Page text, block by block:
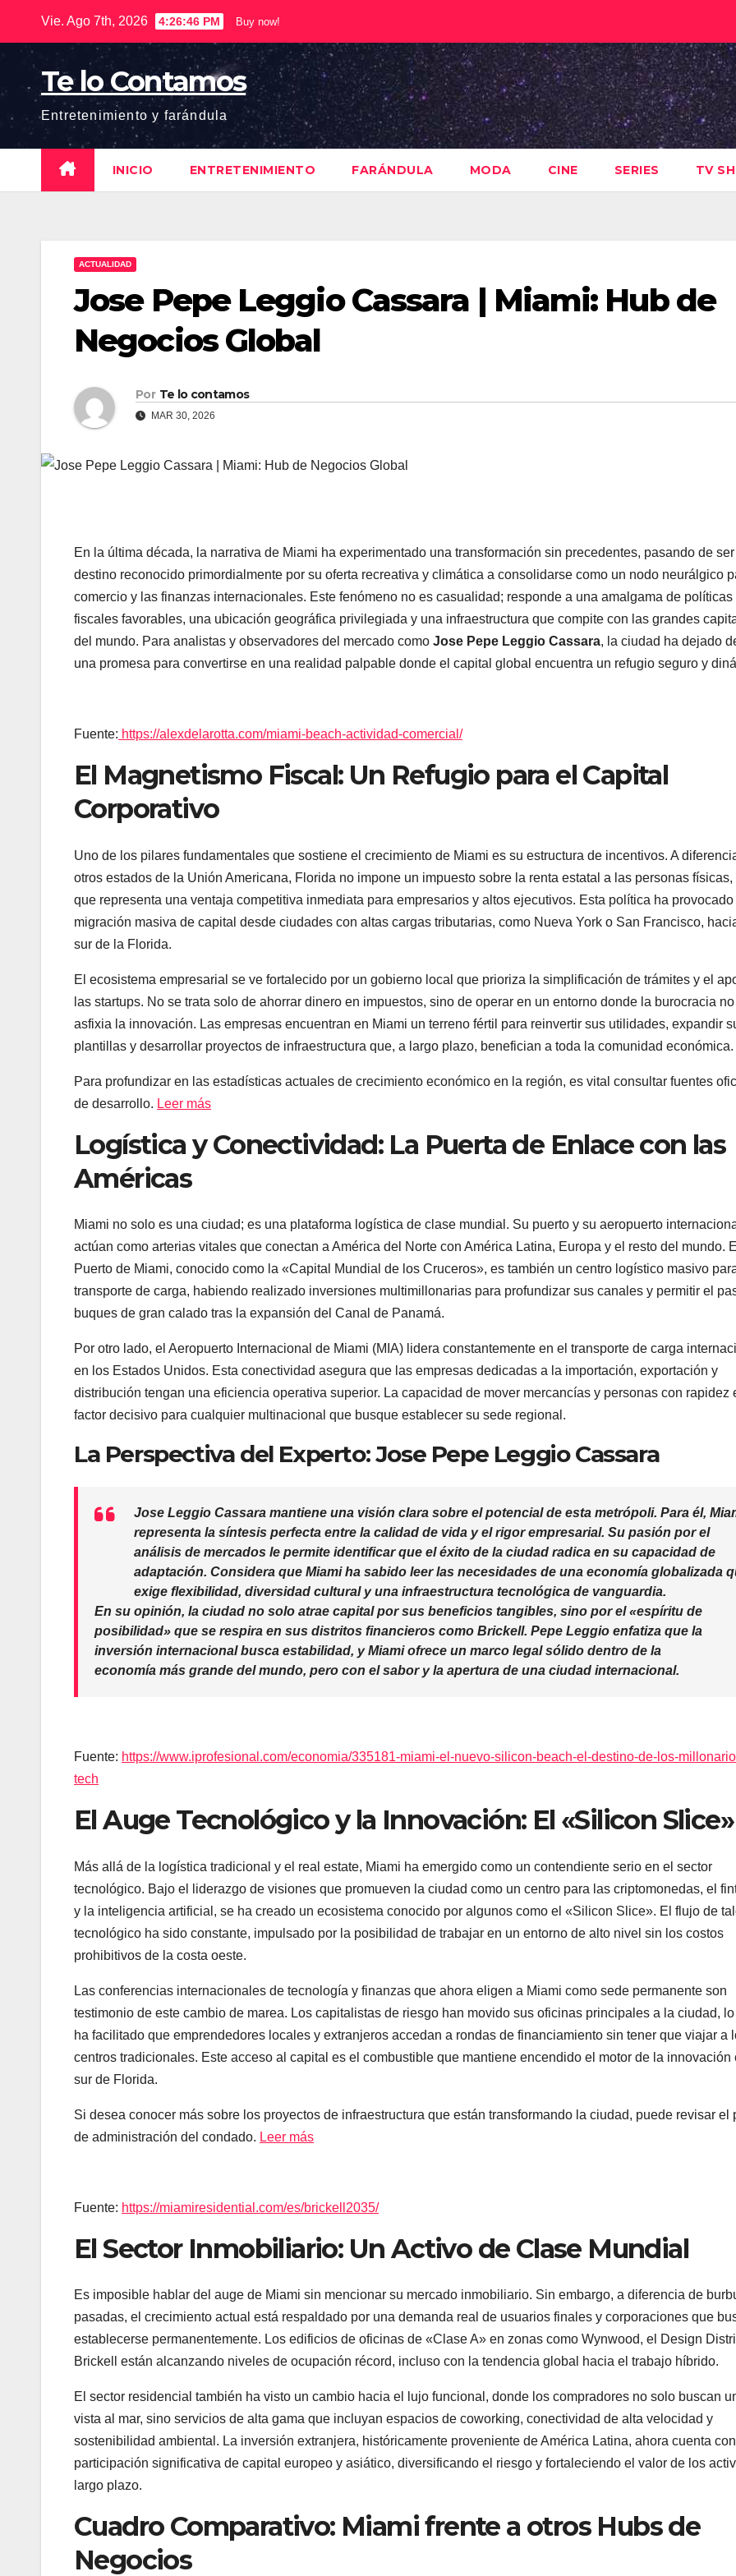
Vie. Ago 7th, 2026 4:26:47 PM Buy now!
Te lo Contamos
Entretenimiento y farándula
INICIO ENTRETENIMIENTO FARÁNDULA MODA CINE SERIES TV
ACTUALIDAD
Jose Pepe Leggio Cassara | Miami: Hub de
Negocios Global
Por Te lo contamos
MAR 30, 2026
En la última década, la narrativa de Miami ha experimentado una transformación sin precedentes, pasando de ser
destino reconocido primordialmente por su oferta recreativa y climática a consolidarse como un nodo neurálgico
comercio y las finanzas internacionales. Este fenómeno no es casualidad; responde a una amalgama de políticas
fiscales favorables, una ubicación geográfica privilegiada y una infraestructura que compite con las grandes
del mundo. Para analistas y observadores del mercado como Jose Pepe Leggio Cassara, la ciudad ha dejado
una promesa para convertirse en una realidad palpable donde el capital global encuentra un refugio seguro y
Fuente: https://alexdelarotta.com/miami-beach-actividad-comercial/
El Magnetismo Fiscal: Un Refugio para el Capital
Corporativo
Uno de los pilares fundamentales que sostiene el crecimiento de Miami es su estructura de incentivos. A
otros estados de la Unión Americana, Florida no impone un impuesto sobre la renta estatal a las personas físicas,
que representa una ventaja competitiva inmediata para empresarios y altos ejecutivos. Esta política ha provocado
migración masiva de capital desde ciudades con altas cargas tributarias, como Nueva York o San Francisco,
sur de la Florida.
El ecosistema empresarial se ve fortalecido por un gobierno local que prioriza la simplificación de trámites y el
las startups. No se trata solo de ahorrar dinero en impuestos, sino de operar en un entorno donde la burocracia no
asfixia la innovación. Las empresas encuentran en Miami un terreno fértil para reinvertir sus utilidades, expandir
plantillas y desarrollar proyectos de infraestructura que, a largo plazo, benefician a toda la comunidad económica.
Para profundizar en las estadísticas actuales de crecimiento económico en la región, es vital consultar fuentes
de desarrollo. Leer más
Logística y Conectividad: La Puerta de Enlace con las
Américas
Miami no solo es una ciudad; es una plataforma logística de clase mundial. Su puerto y su aeropuerto
actúan como arterias vitales que conectan a América del Norte con América Latina, Europa y el resto del mundo. El
Puerto de Miami, conocido como la «Capital Mundial de los Cruceros», es también un centro logístico masivo
transporte de carga, habiendo realizado inversiones multimillonarias para profundizar sus canales y permitir el
buques de gran calado tras la expansión del Canal de Panamá.
Por otro lado, el Aeropuerto Internacional de Miami (MIA) lidera constantemente en el transporte de carga
en los Estados Unidos. Esta conectividad asegura que las empresas dedicadas a la importación, exportación y
distribución tengan una eficiencia operativa superior. La capacidad de mover mercancías y personas con rapidez
factor decisivo para cualquier multinacional que busque establecer su sede regional.
La Perspectiva del Experto: Jose Pepe Leggio Cassara
Jose Leggio Cassara mantiene una visión clara sobre el potencial de esta metrópoli. Para él,
representa la síntesis perfecta entre la calidad de vida y el rigor empresarial. Su pasión por el
análisis de mercados le permite identificar que el éxito de la ciudad radica en su capacidad de
adaptación. Considera que Miami ha sabido leer las necesidades de una economía globalizada
exige flexibilidad, diversidad cultural y una infraestructura tecnológica de vanguardia.
En su opinión, la ciudad no solo atrae capital por sus beneficios tangibles, sino por el «espíritu de
posibilidad» que se respira en sus distritos financieros como Brickell. Pepe Leggio enfatiza que la
inversión internacional busca estabilidad, y Miami ofrece un marco legal sólido dentro de la
economía más grande del mundo, pero con el sabor y la apertura de una ciudad internacional.
Fuente: https://www.iprofesional.com/economia/335181-miami-el-nuevo-silicon-beach-el-destino-de-los-
tech
El Auge Tecnológico y la Innovación: El «Silicon Slice»
Más allá de la logística tradicional y el real estate, Miami ha emergido como un contendiente serio en el sector
tecnológico. Bajo el liderazgo de visiones que promueven la ciudad como un centro para las criptomonedas, el
y la inteligencia artificial, se ha creado un ecosistema conocido por algunos como el «Silicon Slice». El flujo de
tecnológico ha sido constante, impulsado por la posibilidad de trabajar en un entorno de alto nivel sin los costos
prohibitivos de la costa oeste.
Las conferencias internacionales de tecnología y finanzas que ahora eligen a Miami como sede permanente son
testimonio de este cambio de marea. Los capitalistas de riesgo han movido sus oficinas principales a la ciudad,
ha facilitado que emprendedores locales y extranjeros accedan a rondas de financiamiento sin tener que viajar a
centros tradicionales. Este acceso al capital es el combustible que mantiene encendido el motor de la innovación
sur de Florida.
Si desea conocer más sobre los proyectos de infraestructura que están transformando la ciudad, puede revisar el
de administración del condado. Leer más
Fuente: https://miamiresidential.com/es/brickell2035/
El Sector Inmobiliario: Un Activo de Clase Mundial
Es imposible hablar del auge de Miami sin mencionar su mercado inmobiliario. Sin embargo, a diferencia de
pasadas, el crecimiento actual está respaldado por una demanda real de usuarios finales y corporaciones que
establecerse permanentemente. Los edificios de oficinas de «Clase A» en zonas como Wynwood, el Design
Brickell están alcanzando niveles de ocupación récord, incluso con la tendencia global hacia el trabajo híbrido.
El sector residencial también ha visto un cambio hacia el lujo funcional, donde los compradores no solo buscan
vista al mar, sino servicios de alta gama que incluyan espacios de coworking, conectividad de alta velocidad y
sostenibilidad ambiental. La inversión extranjera, históricamente proveniente de América Latina, ahora cuenta
participación significativa de capital europeo y asiático, diversificando el riesgo y fortaleciendo el valor de los
largo plazo.
Cuadro Comparativo: Miami frente a otros Hubs de
Negocios